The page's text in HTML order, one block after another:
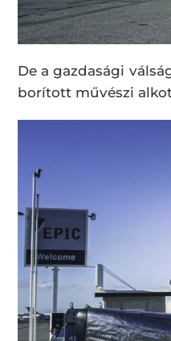
De a gazdasági
borított művészi